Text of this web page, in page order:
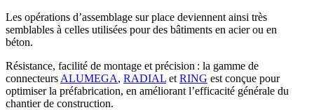
Les opérations d’assemblage sur place deviennent ainsi très
semblables à celles utilisées pour des bâtiments en acier ou en
béton.
Résistance, facilité de montage et précision : la gamme de
connecteurs ALUMEGA, RADIAL et RING est conçue pour
optimiser la préfabrication, en améliorant l’efficacité générale du
chantier de construction.